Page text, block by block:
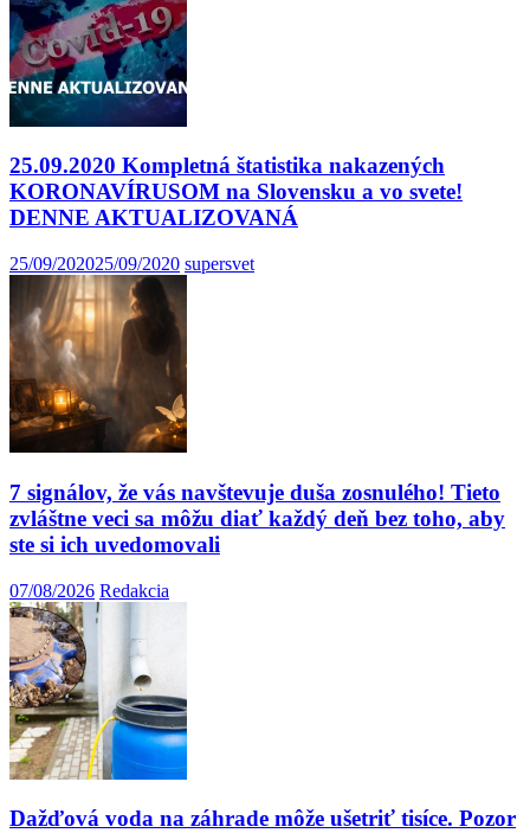
25.09.2020 Kompletná štatistika nakazených
KORONAVÍRUSOM na Slovensku a vo svete!
DENNE AKTUALIZOVANÁ
25/09/202025/09/2020 supersvet
7 signálov, že vás navštevuje duša zosnulého! Tieto
zvláštne veci sa môžu diať každý deň bez toho, aby
ste si ich uvedomovali
07/08/2026 Redakcia
Dažďová voda na záhrade môže ušetriť tisíce. Pozor